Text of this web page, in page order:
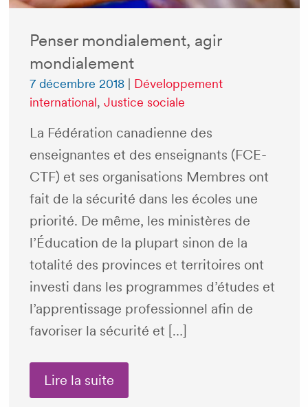
Penser mondialement, agir
mondialement
7 décembre 2018| Développement
international, Justice sociale
La Fédération canadienne des
enseignantes et des enseignants (FCE-
CTF) et ses organisations Membres ont
fait de la sécurité dans les écoles une
priorité. De même, les ministères de
l’Éducation de la plupart sinon de la
totalité des provinces et territoires ont
investi dans les programmes d’études et
l’apprentissage professionnel afin de
favoriser la sécurité et […]
Lire la suite